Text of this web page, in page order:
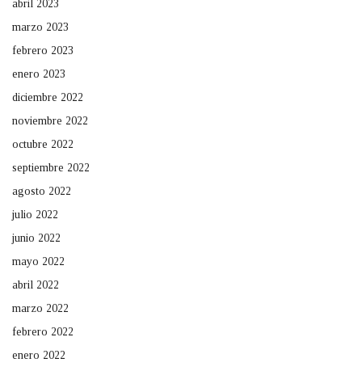
abril 2023
marzo 2023
febrero 2023
enero 2023
diciembre 2022
noviembre 2022
octubre 2022
septiembre 2022
agosto 2022
julio 2022
junio 2022
mayo 2022
abril 2022
marzo 2022
febrero 2022
enero 2022